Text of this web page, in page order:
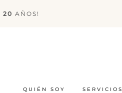
20 AÑOS!
QUIÉN SOY SERVICIOS